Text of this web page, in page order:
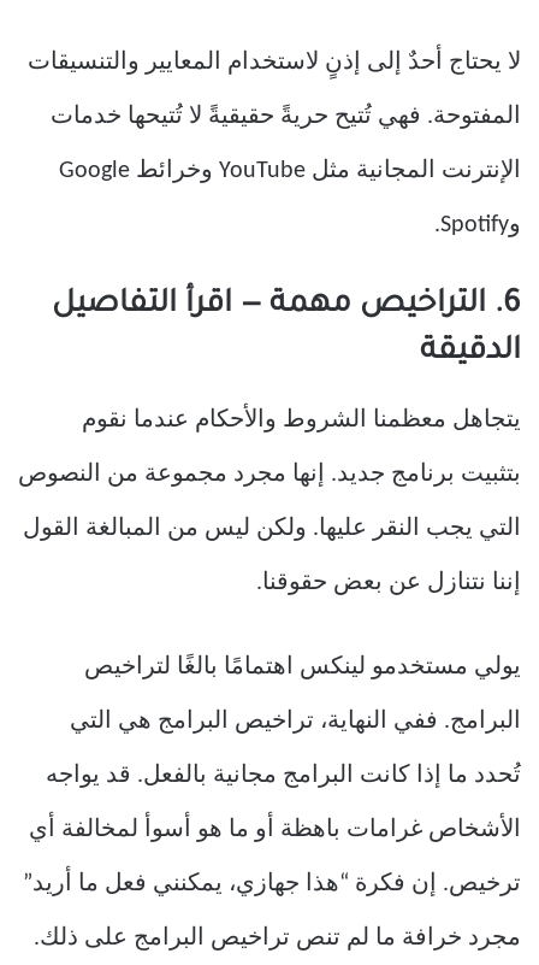
لا يحتاج أحدٌ إلى إذنٍ لاستخدام المعايير والتنسيقات
المفتوحة. فهي تُتيح حريةً حقيقيةً لا تُتيحها خدمات
الإنترنت المجانية مثل YouTube وخرائط Google
وSpotify.
6. التراخيص مهمة — اقرأ التفاصيل
الدقيقة
يتجاهل معظمنا الشروط والأحكام عندما نقوم
بتثبيت برنامج جديد. إنها مجرد مجموعة من النصوص
التي يجب النقر عليها. ولكن ليس من المبالغة القول
إننا نتنازل عن بعض حقوقنا.
يولي مستخدمو لينكس اهتمامًا بالغًا لتراخيص
البرامج. ففي النهاية، تراخيص البرامج هي التي
تُحدد ما إذا كانت البرامج مجانية بالفعل. قد يواجه
الأشخاص غرامات باهظة أو ما هو أسوأ لمخالفة أي
ترخيص. إن فكرة “هذا جهازي، يمكنني فعل ما أريد”
مجرد خرافة ما لم تنص تراخيص البرامج على ذلك.